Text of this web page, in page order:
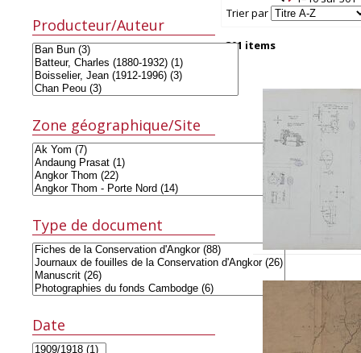
Trier par
301 items
Producteur/Auteur
Zone géographique/Site
Type de document
Date